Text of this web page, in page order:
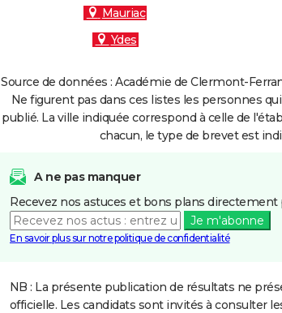
Mauriac
Ydes
Source de données : Académie de Clermont-
Ne figurent pas dans ces listes les personnes
publié. La ville indiquée correspond à celle de
chacun, le type de brevet est
A ne pas manquer
Recevez nos astuces et bons plans directement
Je m'abonne
En savoir plus sur notre politique de confidentialité
NB : La présente publication de résultats ne
officielle. Les candidats sont invités à consulter